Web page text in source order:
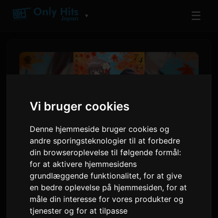
Vi bruger cookies
Denne hjemmeside bruger cookies og
andre sporingsteknologier til at forbedre
din browseroplevelse til følgende formål:
for at aktivere hjemmesidens
grundlæggende funktionalitet,for at give
en bedre oplevelse på hjemmesiden,for at
måle din interesse for vores produkter og
tjenester og for at tilpasse
▼ ☰
ClariS udgiver ny single
'Hitokoto' til anime'en 'Oni no
Hanayome'